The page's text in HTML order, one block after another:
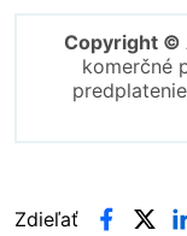
Copyright ©
komerčné
Zdieľať